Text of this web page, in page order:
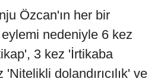
Özcan'ın her bir
nedeniyle 6 kez
3 kez 'İrtikaba
dolandırıcılık' ve